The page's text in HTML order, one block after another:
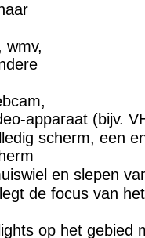
wmv,
apparaat (bijv.
scherm, een
en slepen
de focus van
op het gebied